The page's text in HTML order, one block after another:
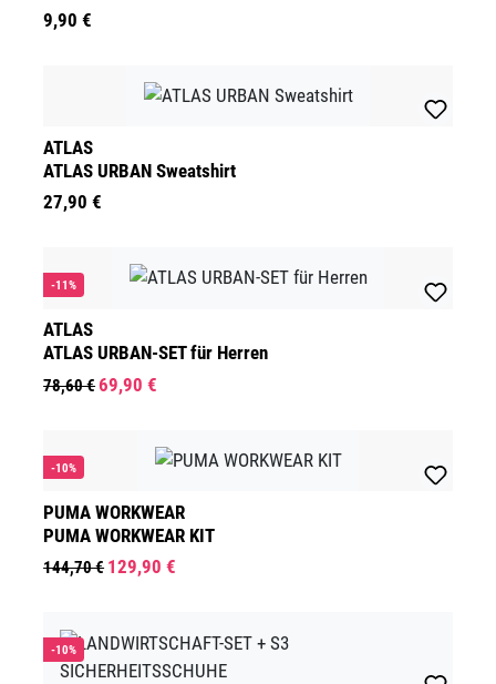
9,90 €
ATLAS
ATLAS URBAN Sweatshirt
27,90 €
-11%
ATLAS
ATLAS URBAN-SET für Herren
78,60 €69,90 €
-10%
PUMA WORKWEAR
PUMA WORKWEAR KIT
144,70 € 129,90 €
-10%